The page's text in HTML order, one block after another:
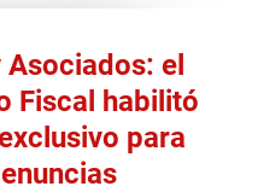
el
Fiscal habilitó
para